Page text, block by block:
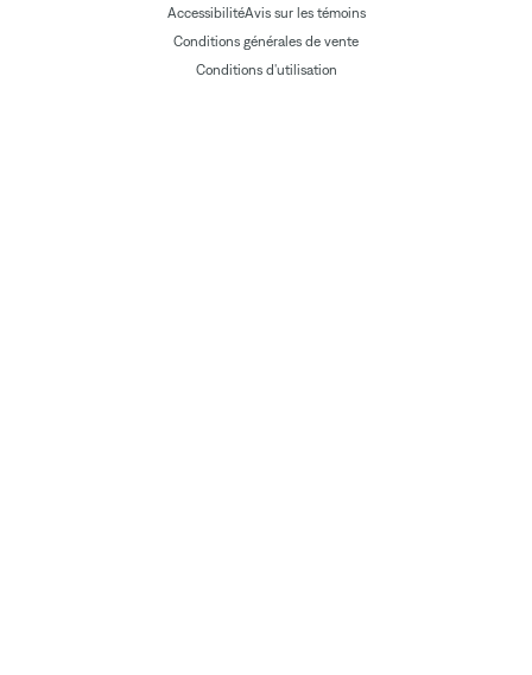
AccessibilitéAvis sur les témoins
Conditions générales de vente
Conditions d'utilisation